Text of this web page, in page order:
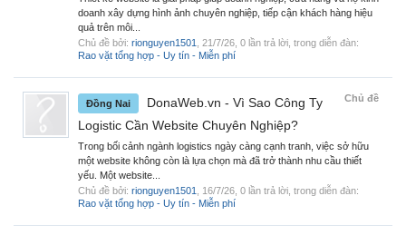
doanh xây dựng hình ảnh chuyên nghiệp, tiếp cận khách hàng hiệu
quả trên môi...
Chủ đề bởi: rionguyen1501 21/7/26 , 0 lần trả lời, trong diễn đàn:
Rao vặt tổng hợp - Uy tín - Miễn phí
Chủ đề
Đồng Nai
DonaWeb.vn - Vì Sao Công Ty
Logistic Cần Website Chuyên Nghiệp?
Trong bối cảnh ngành logistics ngày càng cạnh tranh, việc sở hữu
một website không còn là lựa chọn mà đã trở thành nhu cầu thiết
yếu. Một website...
Chủ đề bởi: rionguyen1501 16/7/26 , 0 lần trả lời, trong diễn đàn:
Rao vặt tổng hợp - Uy tín - Miễn phí